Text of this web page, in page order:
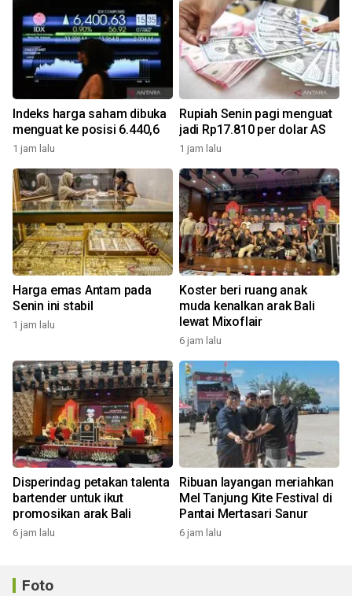
Indeks harga saham dibuka
menguat ke posisi 6.440,6
1 jam lalu
Rupiah Senin pagi menguat
jadi Rp17.810 per dolar AS
1 jam lalu
Harga emas Antam pada
Senin ini stabil
1 jam lalu
Koster beri ruang anak
muda kenalkan arak Bali
lewat Mixoflair
6 jam lalu
Disperindag petakan talenta
bartender untuk ikut
promosikan arak Bali
6 jam lalu
Ribuan layangan meriahkan
Mel Tanjung Kite Festival di
Pantai Mertasari Sanur
6 jam lalu
Foto